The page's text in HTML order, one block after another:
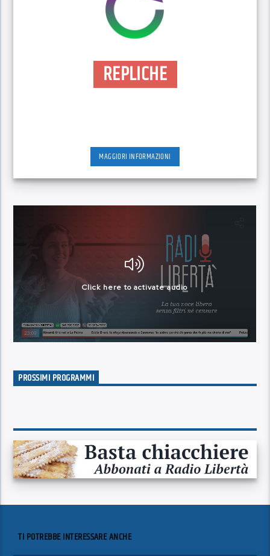
REPLICHE
MAGGIORI INFORMAZIONI
PROSSIMI PROGRAMMI
TI POTREBBE INTERESSARE ANCHE